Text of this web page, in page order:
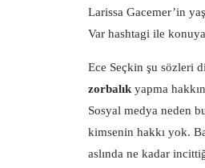
Larissa Gacemer’in
Var hashtagi ile
Ece Seçkin şu sözleri
zorbalıkyapma
Sosyal medya neden
kimsenin hakkı yok.
aslında ne kadar